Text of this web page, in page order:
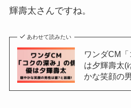
輝壽太さんですね。
あわせて読みたい
ワンダCM
は夕輝壽太(
かな笑顔の